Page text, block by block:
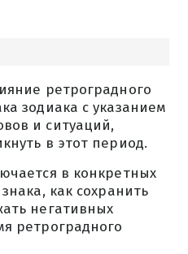
ретроградного
зодиака с указанием
и ситуаций,
в этот период.
в конкретных
как сохранить
негативных
ретроградного